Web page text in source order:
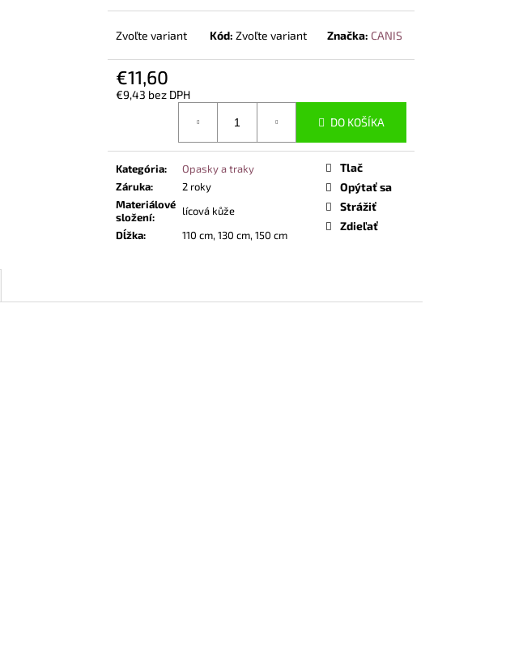
Zvoľte variant Kód: Zvoľte variant Značka: CANIS
€11,60
€9,43 bez DPH
DO KOŠÍKA
Kategória:
Opasky a traky
Záruka:
2 roky
Materiálové
složení:
lícová kůže
Dĺžka: 110 cm, 130 cm, 150 cm
Tlač
Opýtať sa
Strážiť
Zdieľať